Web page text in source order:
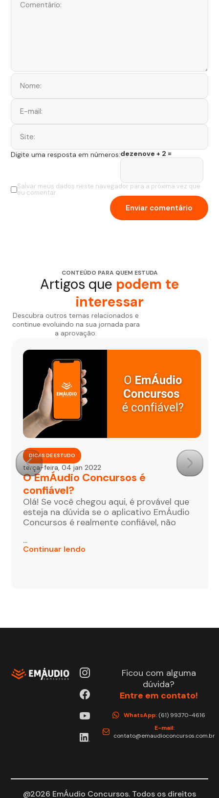
Salvar meus dados neste navegador para a próxima vez que
eu comentar.
Digite uma resposta em números:dezenove + 2 =
CONTEÚDO PARA QUEM ESTUDA
Artigos que podem te
interessar
Descubra outros temas relacionados e
continue evoluindo na sua jornada para
a aprovação.
DICAS DE ESTUDO
terça-feira, 04 jan 2022
O EmÁudio Concursos é
confiável?
Olá! Se você chegou aqui, é provável que
esteja na dúvida se o aplicativo EmÁudio
Concursos é realmente confiável, não
...
Continuar lendo
Ficou com alguma
dúvida?
Entre em contato!
WhatsApp: (61) 99370-4616
E-mail:
contato@emaudioconcursos.com.br
@2026 EmÁudio Concursos. Todos os direitos